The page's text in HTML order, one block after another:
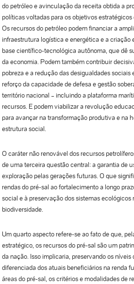
do petróleo e avinculação da receita obtida a
políticas voltadas para os objetivos
Os recursos do petróleo podem financiar a
infraestrutura logística e energética e a criação
base científico-tecnológica autônoma, que dê
da economia. Podem também contribuir
pobreza e a redução das desigualdades sociais
reforço da capacidade de defesa e gestão
território nacional – incluindo a plataforma
recursos. E podem viabilizar a revolução
para avançar na transformação produtiva e na
estrutura social.
O caráter não renovável dos recursos
de uma terceira questão central: a garantia de
exploração pelas gerações futuras. O que
rendas do pré-sal ao fortalecimento a longo
social e à preservação dos sistemas ecológicos
biodiversidade.
Um quarto aspecto refere-se ao fato de que,
estratégico, os recursos do pré-sal são um
da nação. Isso implicaria, preservando os
diferenciada dos atuais beneficiários na renda
áreas do pré-sal, os critérios e modalidades de